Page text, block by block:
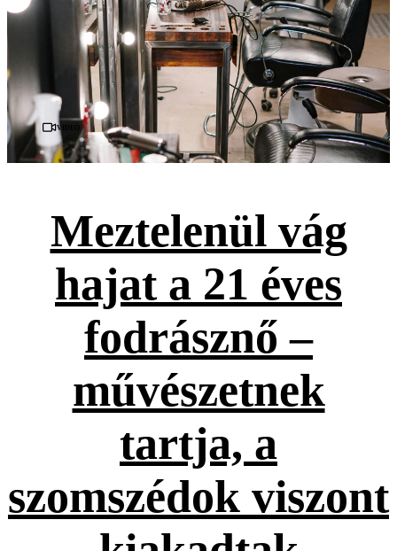
Videó
Meztelenül vág
hajat a 21 éves
fodrásznő –
művészetnek
tartja, a
szomszédok viszont